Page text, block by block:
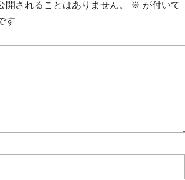
開されることはありません。 ※ が付いて
す